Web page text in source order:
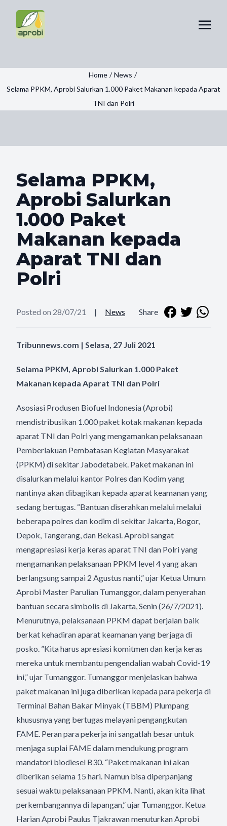
Home / News /
Selama PPKM, Aprobi Salurkan 1.000 Paket Makanan kepada Aparat
TNI dan Polri
Selama PPKM,
Aprobi Salurkan
1.000 Paket
Makanan kepada
Aparat TNI dan
Polri
Posted on 28/07/21 | News Share
Tribunnews.com | Selasa, 27 Juli 2021
Selama PPKM, Aprobi Salurkan 1.000 Paket
Makanan kepada Aparat TNI dan Polri
Asosiasi Produsen Biofuel Indonesia (Aprobi)
mendistribusikan 1.000 paket kotak makanan kepada
aparat TNI dan Polri yang mengamankan pelaksanaan
Pemberlakuan Pembatasan Kegiatan Masyarakat
(PPKM) di sekitar Jabodetabek. Paket makanan ini
disalurkan melalui kantor Polres dan Kodim yang
nantinya akan dibagikan kepada aparat keamanan yang
sedang bertugas. “Bantuan diserahkan melalui melalui
beberapa polres dan kodim di sekitar Jakarta, Bogor,
Depok, Tangerang, dan Bekasi. Aprobi sangat
mengapresiasi kerja keras aparat TNI dan Polri yang
mengamankan pelaksanaan PPKM level 4 yang akan
berlangsung sampai 2 Agustus nanti,” ujar Ketua Umum
Aprobi Master Parulian Tumanggor, dalam penyerahan
bantuan secara simbolis di Jakarta, Senin (26/7/2021).
Menurutnya, pelaksanaan PPKM dapat berjalan baik
berkat kehadiran aparat keamanan yang berjaga di
posko. ”Kita harus apresiasi komitmen dan kerja keras
mereka untuk membantu pengendalian wabah Covid-19
ini,” ujar Tumanggor. Tumanggor menjelaskan bahwa
paket makanan ini juga diberikan kepada para pekerja di
Terminal Bahan Bakar Minyak (TBBM) Plumpang
khususnya yang bertugas melayani pengangkutan
FAME. Peran para pekerja ini sangatlah besar untuk
menjaga suplai FAME dalam mendukung program
mandatori biodiesel B30. “Paket makanan ini akan
diberikan selama 15 hari. Namun bisa diperpanjang
sesuai waktu pelaksanaan PPKM. Nanti, akan kita lihat
perkembangannya di lapangan,” ujar Tumanggor. Ketua
Harian Aprobi Paulus Tjakrawan menuturkan Aprobi